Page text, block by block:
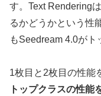
す。Text Rendering
るかどうかという性
もSeedream 4.0がト
1枚目と2枚目の性能
トップクラスの性能